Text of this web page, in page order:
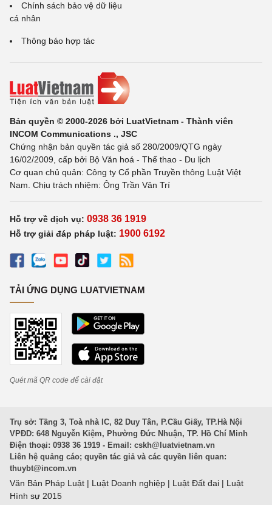
Chính sách bảo vệ dữ liệu
cá nhân
Thông báo hợp tác
Bản quyền © 2000-2026 bởi LuatVietnam - Thành viên
INCOM Communications ., JSC
Chứng nhận bản quyền tác giả số 280/2009/QTG ngày
16/02/2009, cấp bởi Bộ Văn hoá - Thể thao - Du lịch
Cơ quan chủ quản: Công ty Cổ phần Truyền thông Luật Việt
Nam. Chịu trách nhiệm: Ông Trần Văn Trí
Hỗ trợ về dịch vụ: 0938 36 1919
Hỗ trợ giải đáp pháp luật: 1900 6192
TẢI ỨNG DỤNG LUATVIETNAM
Quét mã QR code để cài đặt
Trụ sở: Tầng 3, Toà nhà IC, 82 Duy Tân, P.Cầu Giấy, TP.Hà Nội
VPĐD: 648 Nguyễn Kiệm, Phường Đức Nhuận, TP. Hồ Chí Minh
Điện thoại: 0938 36 1919 - Email: cskh@luatvietnam.vn
Liên hệ quảng cáo; quyền tác giả và các quyền liên quan:
thuybt@incom.vn
Văn Bản Pháp Luật | Luật Doanh nghiệp | Luật Đất đai | Luật
Hình sự 2015